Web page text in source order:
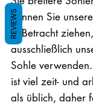
können Sie
in Betracht
ausschließlich
Sohle
ist viel zeit- und
als üblich, daher
REVIEWS